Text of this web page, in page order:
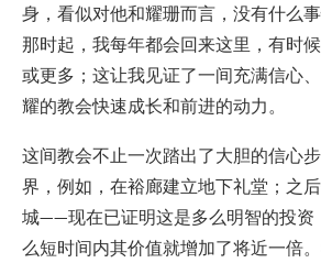
身，看似对他和耀珊而言，没有什么
那时起，我每年都会回来这里，有时
或更多；这让我见证了一间充满信心
耀的教会快速成长和前进的动力。
这间教会不止一次踏出了大胆的信心
界，例如，在裕廊建立地下礼堂；之
城——现在已证明这是多么明智的投资
么短时间内其价值就增加了将近一倍